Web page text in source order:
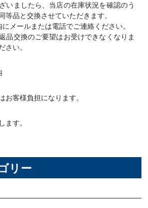
いましたら、当店の在庫状況を確認のう
等品と交換させていただきます。
メールまたは電話でご連絡ください。
品交換のご要望はお受けできなくなりま
さい。
お客様負担になります。
ます。
リー